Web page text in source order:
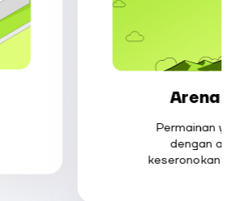
Arena
Permainan
dengan
keseronokan